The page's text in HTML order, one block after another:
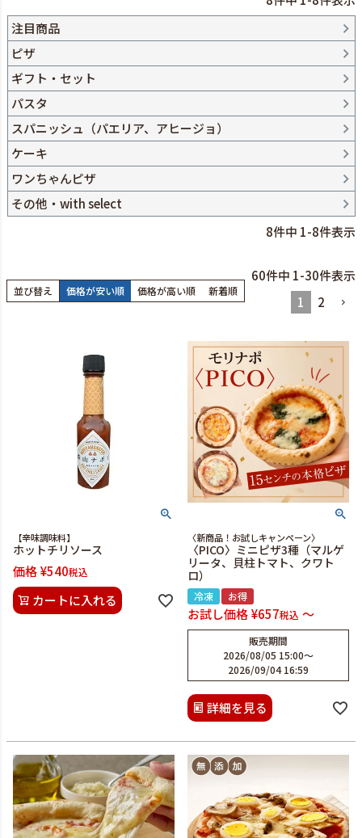
注目商品
ピザ
ギフト・セット
パスタ
スパニッシュ（パエリア、アヒージョ）
ケーキ
ワンちゃんピザ
その他・with select
8件中 1-8件表示
並び替え 価格が安い順 価格が高い順 新着順
60件中 1-30件表示
1
2
【辛味調味料】
ホットチリソース
価格¥540税込
カートに入れる
〈新商品！お試しキャンペーン〉
〈PICO〉ミニピザ3種（マルゲ
リータ、貝柱トマト、クワト
ロ）
冷凍 お得
お試し価格¥657税込 〜
販売期間
2026/08/05 15:00〜
2026/09/04 16:59
詳細を見る